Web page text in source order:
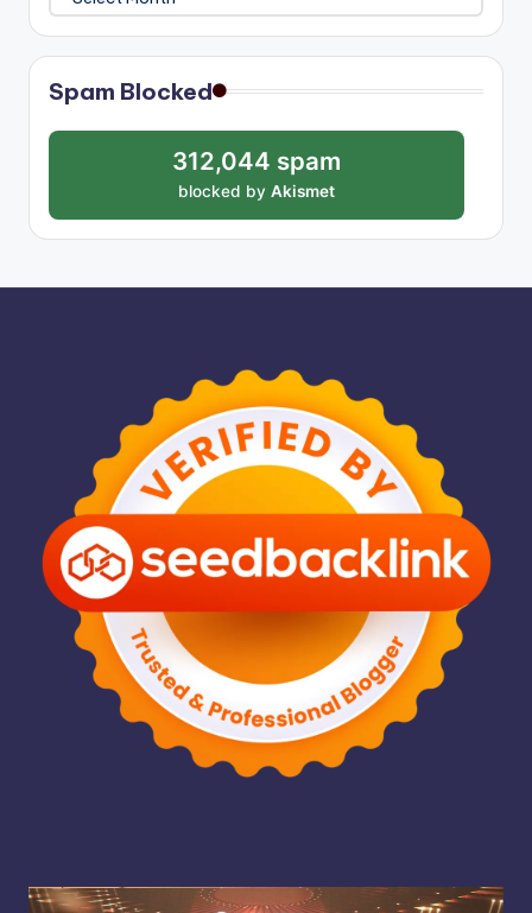
Spam Blocked
312,044 spam
blocked by Akismet